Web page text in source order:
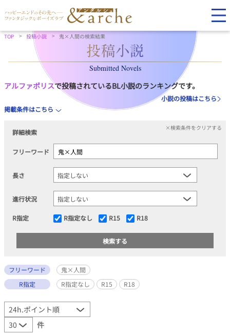
TOP 投稿小説 鬼×人間の検索結果
Submitted Novels
アルファポリスで投稿されているBL小説のランキングです。
小説の投稿はこちら
掲載条件はこちら
詳細検索
×検索条件をクリアする
フリーワード
長さ
進行状況
R指定 R指定なし R15 R18
フリーワード
鬼×人間
R指定
R指定なし R15 R18
件